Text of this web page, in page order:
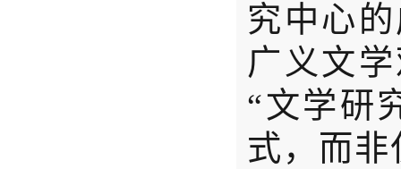
究中心
广义文
“文学研
式，而